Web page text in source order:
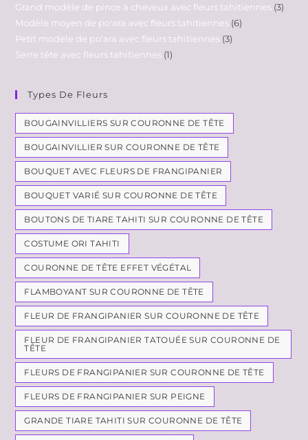
Grand modèle de pince à cheveux avec fleurs tahitiennes 3
Modèle moyen de po'ara avec fleurs tahitiennes 6
Petit modèle de po'ara avec fleurs tahitiennes 3
Serre tête avec fleurs tahitiennes 1
Types De Fleurs
BOUGAINVILLIERS SUR COURONNE DE TÊTE
BOUGAINVILLIER SUR COURONNE DE TÊTE
BOUQUET AVEC FLEURS DE FRANGIPANIER
BOUQUET VARIÉ SUR COURONNE DE TÊTE
BOUTONS DE TIARE TAHITI SUR COURONNE DE TÊTE
COSTUME ORI TAHITI
COURONNE DE TÊTE EFFET VÉGÉTAL
FLAMBOYANT SUR COURONNE DE TÊTE
FLEUR DE FRANGIPANIER SUR COURONNE DE TÊTE
FLEUR DE FRANGIPANIER TATOUÉE SUR COURONNE DE
TÊTE
FLEURS DE FRANGIPANIER SUR COURONNE DE TÊTE
FLEURS DE FRANGIPANIER SUR PEIGNE
GRANDE TIARE TAHITI SUR COURONNE DE TÊTE